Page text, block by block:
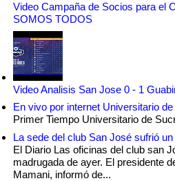
Video Campaña de Socios para el
SOMOS TODOS
Video Analisis San Jose 0 - 1
En vivo por internet Universitario
Primer Tiempo Universitario de
La sede del club San José sufrió
El Diario Las oficinas del club san
madrugada de ayer. El presidente
Mamani, informó de...